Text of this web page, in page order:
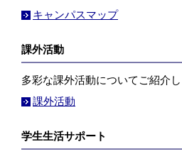
キャンパスマップ
課外活動
多彩な課外活動についてご紹介し
課外活動
学生生活サポート